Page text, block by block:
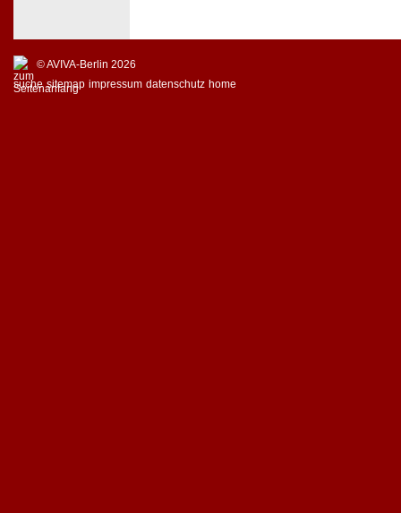
© AVIVA-Berlin 2026
suche sitemap impressum datenschutz home